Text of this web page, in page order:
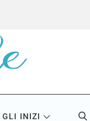
GLI INIZI